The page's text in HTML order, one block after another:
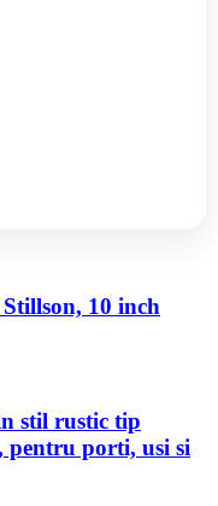
10 inch
stil rustic tip
pentru porti, usi si